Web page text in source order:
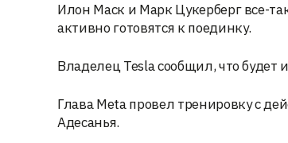
Илон Маск и Марк Цукерберг все-
активно готовятся к поединку.
Владелец Tesla сообщил, что
Глава Meta провел тренировку с
Адесанья.